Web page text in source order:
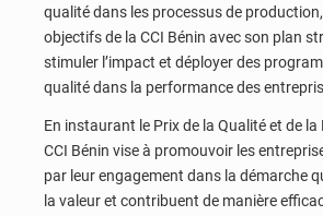
qualité dans les processus de
objectifs de la CCI Bénin avec son plan
stimuler l’impact et déployer des
qualité dans la performance des
En instaurant le Prix de la Qualité et de
CCI Bénin vise à promouvoir les
par leur engagement dans la démarche
la valeur et contribuent de manière